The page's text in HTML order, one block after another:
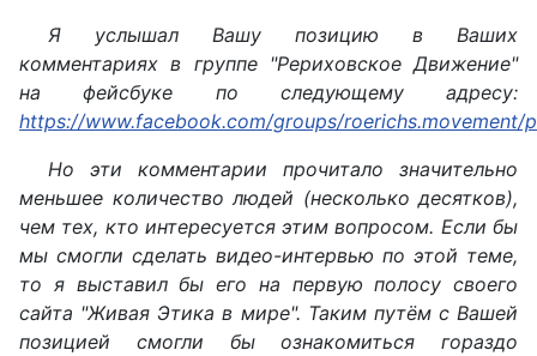
Я услышал Вашу позицию в Ваших
комментариях в группе "Рериховское Движение"
на фейсбуке по следующему адресу:
https://www.facebook.com/groups/roerichs.movement/
Но эти комментарии прочитало значительно
меньшее количество людей (несколько десятков),
чем тех, кто интересуется этим вопросом. Если бы
мы смогли сделать видео-интервью по этой теме,
то я выставил бы его на первую полосу своего
сайта "Живая Этика в мире". Таким путём с Вашей
позицией смогли бы ознакомиться гораздо